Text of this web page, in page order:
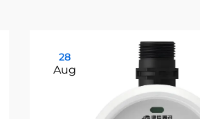
28
Aug